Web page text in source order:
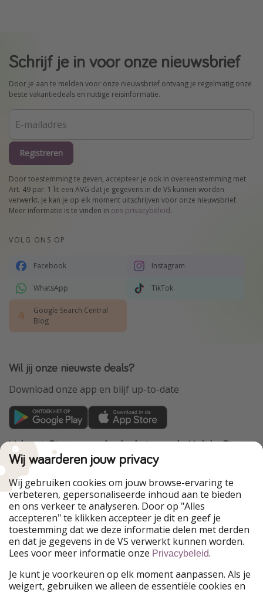
Schrijf je in voor onze nieuwsbrief
Door je aan te melden voor onze nieuwsbrief ontvang je regelmatig onze
beste vakantiedeals en nuttige reisinformatie.
Registreren
Door toestemming te geven, accepteer je ook in overeenstemming met
Art. 49 par. 1 lit een AVG dat je gegevens in de VS kunnen worden
verwerkt. Je kan je op elk moment uitschrijven voor onze nieuwsbrief.
Meer informatie is te vinden in ons privacybeleid.
VOLG ONS OP
Facebook Instagram
WhatsApp TikTok
Google Search Central
Blog
Wil jij onze nieuwste deals?
Download onze app en blijf up-to-date
VakantiePiraten maakt deel uit van de HolidayPirates
Group
Onze markten
PiratinViaggio
HolidayPirates
WakacyjniPiraci
VoyagesPirates
Ferienpiraten
Urlaubspiraten
Urlaubspiraten
ViajerosPiratas
TravelPirates
HolidayPirates Group
Wij waarderen jouw privacy
Wij gebruiken cookies om jouw browse-ervaring te
verbeteren, gepersonaliseerde inhoud aan te bieden
en ons verkeer te analyseren. Door op "Alles
accepteren" te klikken accepteer je dit en geef je
toestemming dat we deze informatie delen met derden
en dat je gegevens in de VS verwerkt kunnen worden.
Lees voor meer informatie onze Privacybeleid.
Je kunt je voorkeuren op elk moment aanpassen. Als je
weigert, gebruiken we alleen de essentiële cookies en